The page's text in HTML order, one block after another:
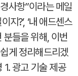
사항”이라는 메일
지?’, ‘내 애드센스
분들을 위해, 이번
게 정리해드리겠
1. 광고 기술 제공